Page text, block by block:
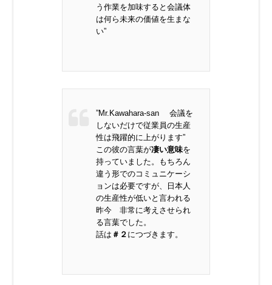
う作業を加味すると会議体
は何ら未来の価値を生まな
い”
”Mr.Kawahara-san 会議を
しないだけで従業員の生産
性は飛躍的に上がります”
この彼の言葉が凄い意味を
持っていました。もちろん
違う形でのコミュニケーシ
ョンは必要ですが、日本人
の生産性が低いと言われる
昨今 非常に考えさせられ
る言葉でした。
話は ＃２ につづきます。